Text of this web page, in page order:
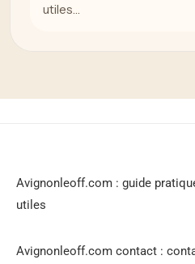
utiles…
Avignonleoff.com : guide
utiles
Avignonleoff.com contact :